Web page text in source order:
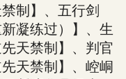
制】、五行剑
凝练过）】、生
天禁制】、判官
天禁制】、崆峒